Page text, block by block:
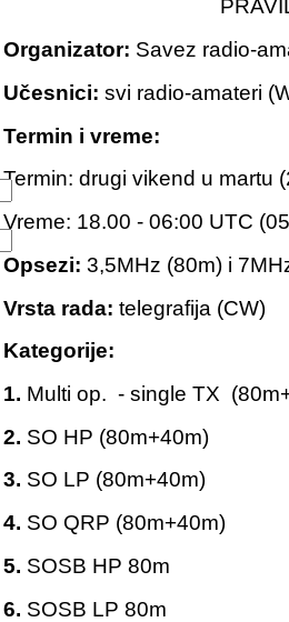
Organizator: Savez radio-
Učesnici: svi radio-amateri
Termin i vreme:
Termin: drugi vikend u martu
Vreme: 18.00 - 06:00 UTC
Opsezi: 3,5MHz (80m) i
Vrsta rada: telegrafija (CW)
Kategorije:
1. Multi op. - single TX
2. SO HP (80m+40m)
3. SO LP (80m+40m)
4. SO QRP (80m+40m)
5. SOSB HP 80m
6. SOSB LP 80m